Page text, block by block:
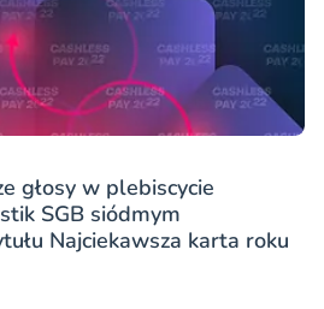
głosy w plebiscycie
SGB siódmym
Najciekawsza karta roku